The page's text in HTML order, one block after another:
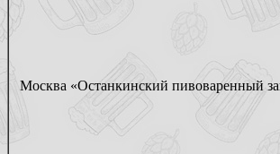
Москва «Останкинский пивоваренный